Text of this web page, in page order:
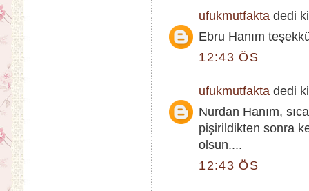
ufukmutfakta dedi
Ebru Hanım
12:43 ÖS
ufukmutfakta dedi
Nurdan Hanım,
pişirildikten sonra
olsun....
12:43 ÖS